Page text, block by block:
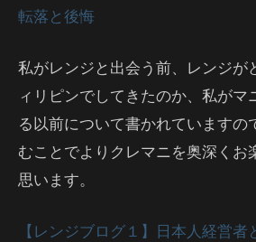
転落と後悔
私がレンジと出会う前、レンジが
ィリピンでしてきたのか、私がマ
る以前について書かれていますの
むことでよりクレマニを奥深くお
思います。
【レンジブログ１】日本人経営